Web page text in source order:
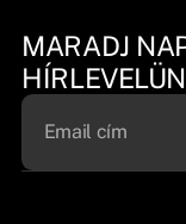
MARADJ